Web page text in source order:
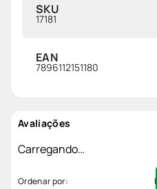
SKU
17181
EAN
7896112151180
Avaliações
Carregando…